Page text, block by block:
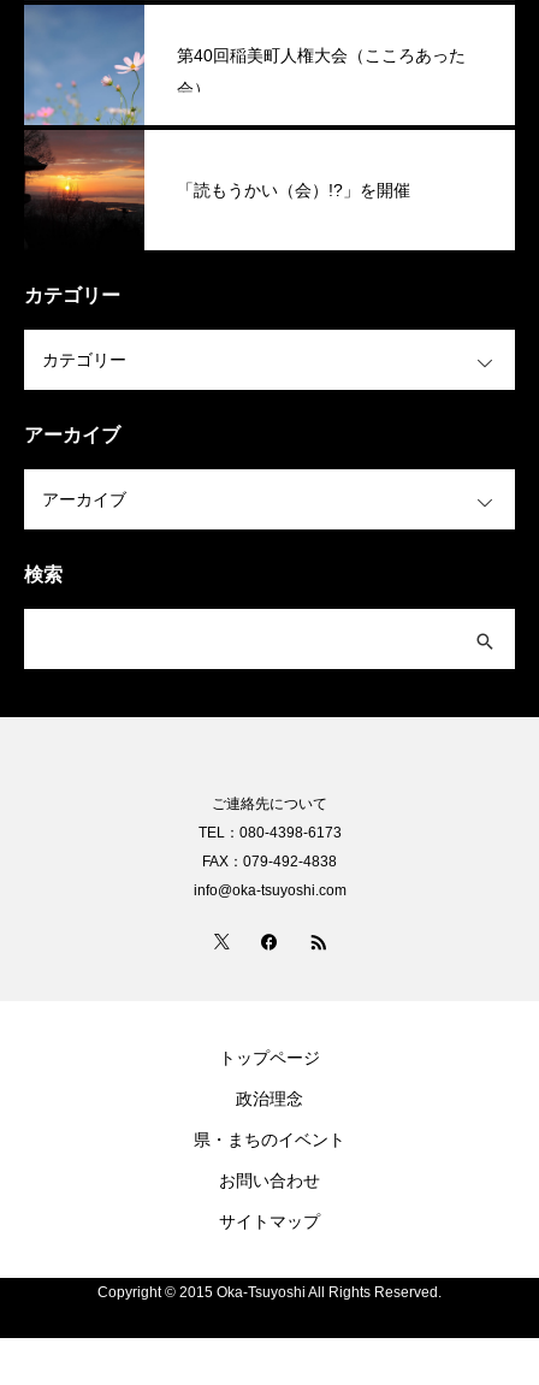
第40回稲美町人権大会（こころあった
会）
「読もうかい（会）!?」を開催
カテゴリー
アーカイブ
検索
ご連絡先について
TEL：080-4398-6173
FAX：079-492-4838
info@oka-tsuyoshi.com
トップページ
政治理念
県・まちのイベント
お問い合わせ
サイトマップ
Copyright © 2015 Oka-Tsuyoshi All Rights Reserved.